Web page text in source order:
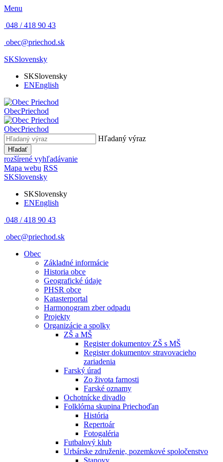
Menu
048 / 418 90 43
obec@priechod.sk
SKSlovensky
SKSlovensky
ENEnglish
ObecPriechod
ObecPriechod
Hľadaný výraz
Hľadať
rozšírené vyhľadávanie
Mapa webu RSS
SKSlovensky
SKSlovensky
ENEnglish
048 / 418 90 43
obec@priechod.sk
Obec
Základné informácie
Historia obce
Geografické údaje
PHSR obce
Katasterportal
Harmonogram zber odpadu
Projekty
Organizácie a spolky
ZŠ a MŠ
Register dokumentov ZŠ s MŠ
Register dokumentov stravovacieho
zariadenia
Farský úrad
Zo života farnosti
Farské oznamy
Ochotnícke divadlo
Folklórna skupina Priechoďan
História
Repertoár
Fotogaléria
Futbalový klub
Urbárske združenie, pozemkové spoločenstvo
Stanovy